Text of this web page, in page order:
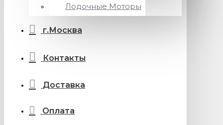
Лодочные Моторы
г.Москва
Контакты
Доставка
Оплата